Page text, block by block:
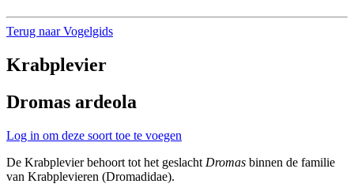
Terug naar Vogelgids
Krabplevier
Dromas ardeola
Log in om deze soort toe te voegen
De Krabplevier behoort tot het geslacht Dromas binnen de familie
van Krabplevieren (Dromadidae).